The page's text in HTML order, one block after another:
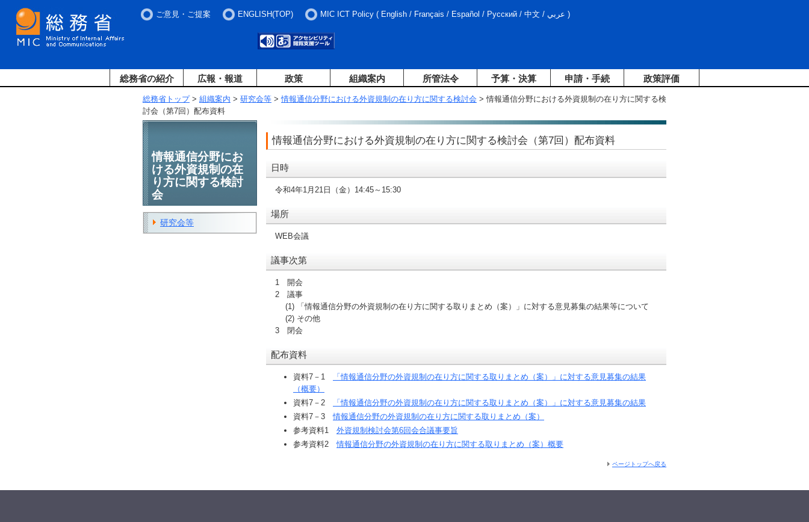
ご意見・ご提案 ENGLISH(TOP) MIC ICT Policy ( English / Français / Español / Русский / 中文 / عربي )
総務省の紹介 広報・報道 政策 組織案内 所管法令 予算・決算 申請・手続 政策評価
総務省トップ> 組織案内 > 研究会等 >情報通信分野における外資規制の在り方に関する検討会 > 情報通信分野における外資規制の在り方に関する検
討会（第7回）配布資料
情報通信分野における外資規制の在り方に関する検討会（第7回）配布資料
日時
令和4年1月21日（金）14:45～15:30
場所
WEB会議
議事次第
1 開会
2 議事
(1) 「情報通信分野の外資規制の在り方に関する取りまとめ（案）」に対する意見募集の結果等について
(2) その他
3 閉会
配布資料
資料7－1
「情報通信分野の外資規制の在り方に関する取りまとめ（案）」に対する意見募集の結果
（概要）
資料7－2
「情報通信分野の外資規制の在り方に関する取りまとめ（案）」に対する意見募集の結果
資料7－3情報通信分野の外資規制の在り方に関する取りまとめ（案）
参考資料1 外資規制検討会第6回会合議事要旨
参考資料2情報通信分野の外資規制の在り方に関する取りまとめ（案）概要
ページトップへ戻る
情報通信分野にお
ける外資規制の在
り方に関する検討
会
研究会等